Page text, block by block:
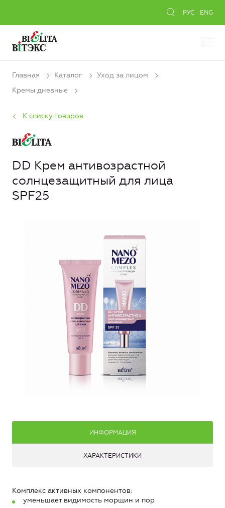
РУС ENG
Главная Каталог
Уход за лицом
Кремы дневные
К списку товаров
DD Крем антивозрастной
солнцезащитный для лица
SPF25
ИНФОРМАЦИЯ
ХАРАКТЕРИСТИКИ
Комплекс активных компонентов:
уменьшает видимость морщин и пор